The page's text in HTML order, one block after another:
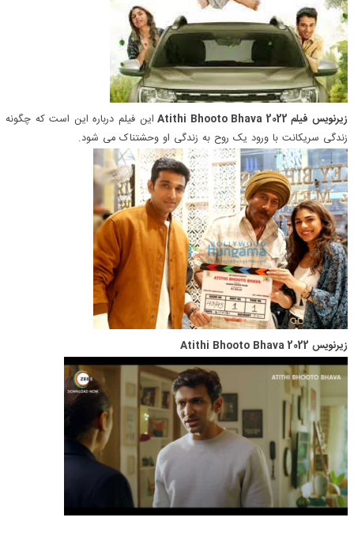
زیرنویس فیلم Atithi Bhooto Bhava 2022
این فیلم درباره این است که چگونه
زندگی سریکانت با ورود یک روح به زندگی او وحشتناک می شود.
زیرنویس Atithi Bhooto Bhava 2022